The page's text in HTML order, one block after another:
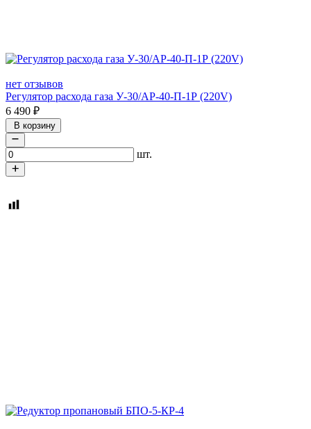
нет отзывов
Регулятор расхода газа У-30/АР-40-П-1Р (220V)
6 490 ₽
В корзину
шт.